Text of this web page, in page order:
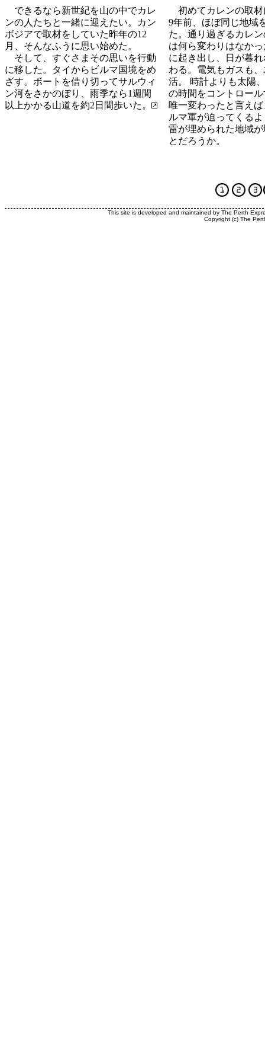
できるなら新世紀を山の中でカレ
ンの人たちと一緒に迎えたい。カン
ボジアで取材をしていた昨年の12
月、そんなふうに思い始めた。
そして、すぐさまその思いを行動
に移した。タイからビルマ国境をめ
ざす。ボートを借り切ってサルウィ
ン河をさかのぼり、雨季なら1週間
以上かかる山道を約2日間歩いた。
初めてカレンの取材
9年前、ほぼ同じ地域
た。通り過ぎるカレ
は何ら変わりはなか
に起き出し、日が暮
わる。電気もガスも
活。
時計よりも太陽
の時間をコントロー
唯一変わったと言え
ルマ軍が迫ってくる
雷が埋められた地域
とだろうか。
This site is developed and maintained by The Perth
Copyright (c) The